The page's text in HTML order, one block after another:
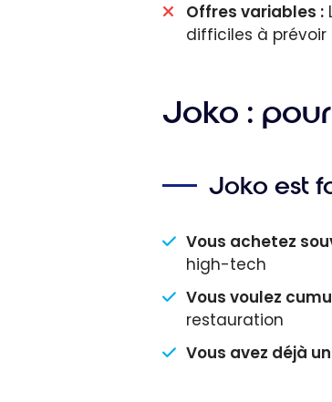
Offres variables :
difficiles à prévoir
Joko :
Joko est
Vous achetez
high-tech
Vous voulez
restauration
Vous avez déjà